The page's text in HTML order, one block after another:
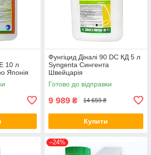
10 л
Японія
Фунгіцид Діналі 90 DC КД 5 л
Syngenta Сингента
Швейцарія
Готово до відправки
9 989 ₴ 14 659 ₴
Купити
–24%